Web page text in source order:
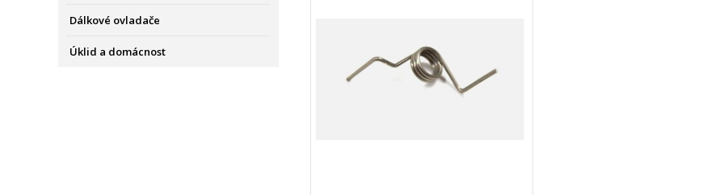
Dálkové ovladače
Úklid a domácnost